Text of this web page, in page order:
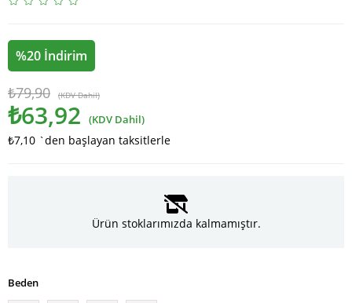
%20 İndirim
₺79,90 (KDV Dahil)
₺63,92 (KDV Dahil)
₺7,10 `den başlayan taksitlerle
Ürün stoklarımızda kalmamıştır.
Beden